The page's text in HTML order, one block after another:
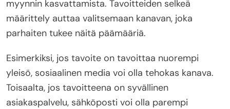
myynnin kasvattamista. Tavoitteiden selkeä
määrittely auttaa valitsemaan kanavan, joka
parhaiten tukee näitä päämääriä.
Esimerkiksi, jos tavoite on tavoittaa nuorempi
yleisö, sosiaalinen media voi olla tehokas kanava.
Toisaalta, jos tavoitteena on syvällinen
asiakaspalvelu, sähköposti voi olla parempi